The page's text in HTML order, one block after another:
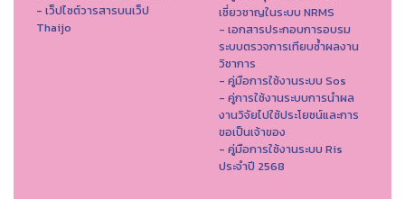
- เว็ปไซต์วารสารบนเว็ป
Thaijo
เชี่ยวชาญในระบบ NRMS
- เอกสารประกอบการอบรม
ระบบตรวจการเทียบซ้ำผลงาน
วิชาการ
- คู่มือการใช้งานระบบ Sos
- คู่การใช้งานระบบการนำผล
งานวิจัยไปใช้ประโยชน์และการ
ขอเป็นเจ้าของ
- คู่มือการใช้งานระบบ Ris
ประจำปี 2568